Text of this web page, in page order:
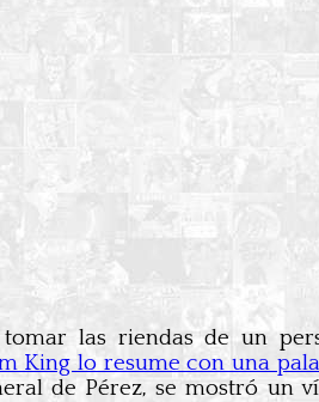
las riendas de un
King lo resume con una
de Pérez, se mostró